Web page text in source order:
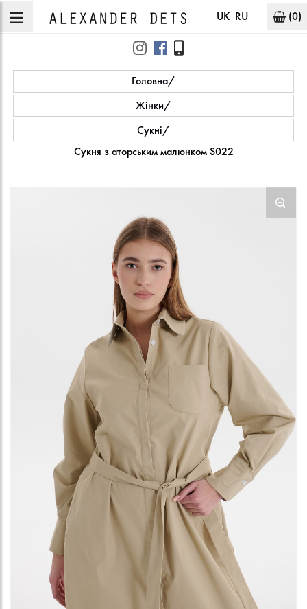
UK RU (0)
Головна
Жінки
Сукні
Сукня з аторським малюнком S022